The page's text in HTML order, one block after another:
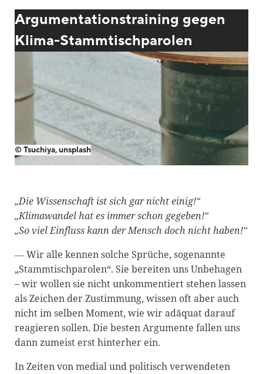
Argumentationstraining gegen
Klima-Stammtischparolen
© Tsuchiya, unsplash
„Die Wissenschaft ist sich gar nicht einig!“
„Klimawandel hat es immer schon gegeben!“
„So viel Einfluss kann der Mensch doch nicht haben!“
― Wir alle kennen solche Sprüche, sogenannte
„Stammtischparolen“. Sie bereiten uns Unbehagen
– wir wollen sie nicht unkommentiert stehen lassen
als Zeichen der Zustimmung, wissen oft aber auch
nicht im selben Moment, wie wir adäquat darauf
reagieren sollen. Die besten Argumente fallen uns
dann zumeist erst hinterher ein.
In Zeiten von medial und politisch verwendeten
Newsletter
Glossar
Downloads
Suche